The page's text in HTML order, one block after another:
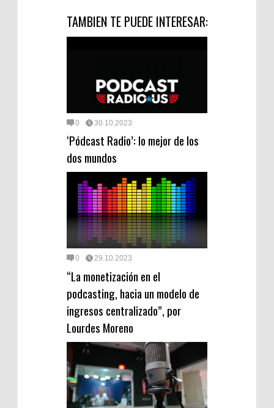
TAMBIEN TE PUEDE INTERESAR:
0 30.10.2023
‘Pódcast Radio’: lo mejor de los
dos mundos
0 29.10.2023
“La monetización en el
podcasting, hacia un modelo de
ingresos centralizado”, por
Lourdes Moreno